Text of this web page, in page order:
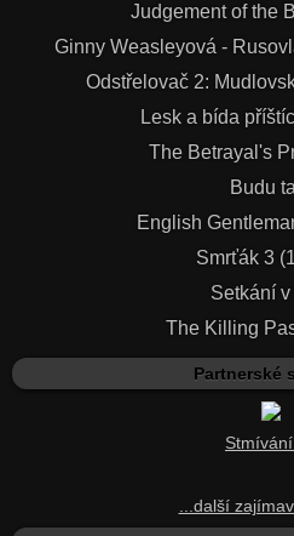
Judgement of the
Ginny Weasleyová -
Odstřelovač 2:
Lesk a bída
The Betrayal's
Budu
English
Smrťák 3
Setkání
The Killing
Partnerské
...další